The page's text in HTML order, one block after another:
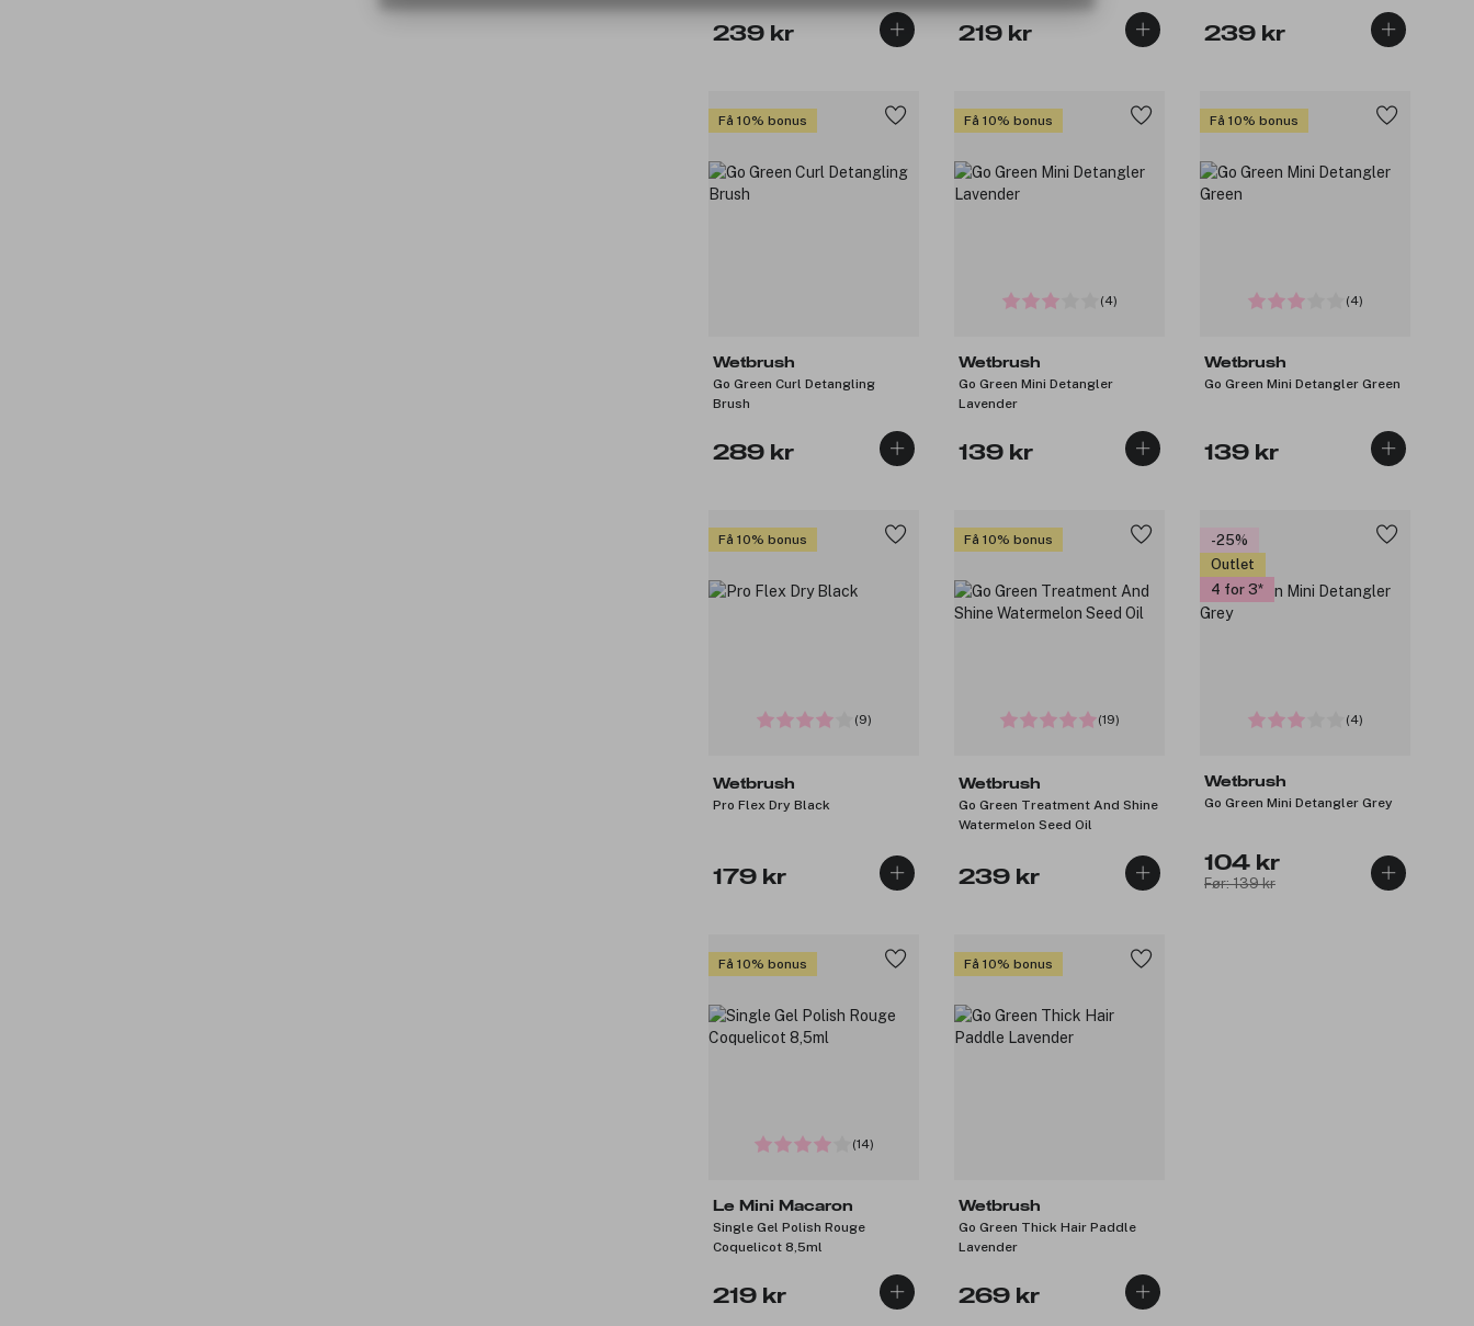
239 kr 219 kr 239 kr
Få 10% bonus
Wetbrush
Go Green Curl Detangling
Brush
289 kr
Få 10% bonus
(4)
Wetbrush
Go Green Mini Detangler
Lavender
139 kr
Få 10% bonus
(4)
Wetbrush
Go Green Mini Detangler Green
139 kr
Få 10% bonus
(9)
Wetbrush
Pro Flex Dry Black
179 kr
Få 10% bonus
(19)
Wetbrush
Go Green Treatment And Shine
Watermelon Seed Oil
239 kr
-25%
Outlet
4 for 3
(4)
Wetbrush
Go Green Mini Detangler Grey
104 kr
Før: 139 kr
Få 10% bonus
(14)
Le Mini Macaron
Single Gel Polish Rouge
Coquelicot 8,5ml
219 kr
Få 10% bonus
Wetbrush
Go Green Thick Hair Paddle
Lavender
269 kr